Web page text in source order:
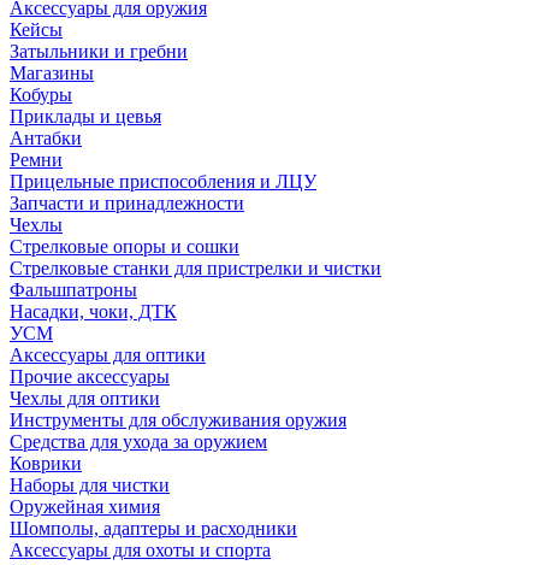
Аксессуары для оружия
Кейсы
Затыльники и гребни
Магазины
Кобуры
Приклады и цевья
Антабки
Ремни
Прицельные приспособления и ЛЦУ
Запчасти и принадлежности
Чехлы
Стрелковые опоры и сошки
Стрелковые станки для пристрелки и чистки
Фальшпатроны
Насадки, чоки, ДТК
УСМ
Аксессуары для оптики
Прочие аксессуары
Чехлы для оптики
Инструменты для обслуживания оружия
Средства для ухода за оружием
Коврики
Наборы для чистки
Оружейная химия
Шомполы, адаптеры и расходники
Аксессуары для охоты и спорта